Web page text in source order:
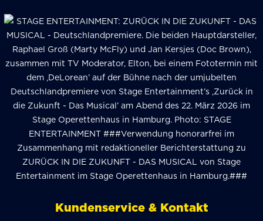
Kundenservice & Kontakt